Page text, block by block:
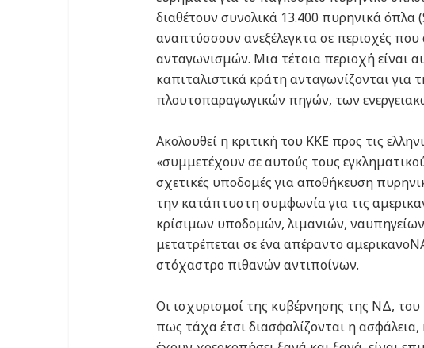
διαθέτουν συνολικά 13.400 πυρηνικά όπλα
αναπτύσσουν ανεξέλεγκτα σε περιοχές
ανταγωνισμών. Μια τέτοια περιοχή είναι
καπιταλιστικά κράτη ανταγωνίζονται
πλουτοπαραγωγικών πηγών, των
Ακολουθεί η κριτική του ΚΚΕ προς τις
«συμμετέχουν σε αυτούς τους
σχετικές υποδομές για αποθήκευση
την κατάπτυστη συμφωνία για τις
κρίσιμων υποδομών, λιμανιών,
μετατρέπεται σε ένα απέραντο
στόχαστρο πιθανών αντιποίνων.
Οι ισχυρισμοί της κυβέρνησης της ΝΔ,
πως τάχα έτσι διασφαλίζονται η